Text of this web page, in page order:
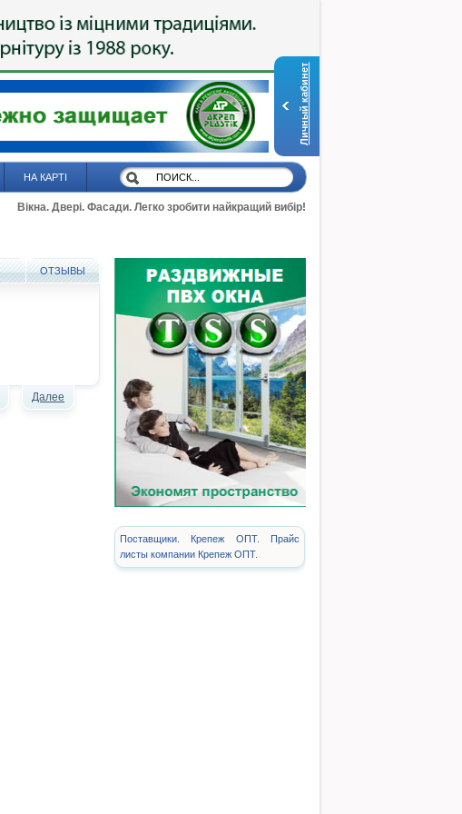
Личный кабинет
НА КАРТІ
Вікна. Двері. Фасади. Легко зробити найкращий вибір!
ОТЗЫВЫ
Далее
Поставщики. Крепеж ОПТ. Прайс
листы компании Крепеж ОПТ.